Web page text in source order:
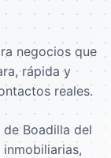
negocios que
rápida y
reales.
Boadilla del